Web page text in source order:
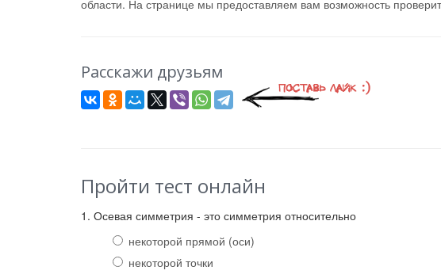
области. На странице мы предоставляем вам возможность
Расскажи друзьям
Пройти тест онлайн
1. Осевая симметрия - это симметрия относительно
некоторой прямой (оси)
некоторой точки